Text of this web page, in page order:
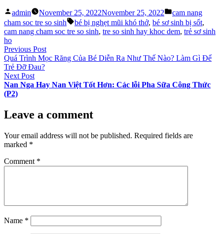
Posted
by
admin November 25, 2022November 25, 2022
Posted
in
cam nang
cham soc tre so sinh
Tags:
bé bị nghẹt mũi khó thở, bé sơ sinh bị sốt,
cam nang cham soc tre so sinh, tre so sinh hay khoc dem, trẻ sơ sinh
ho
Post
navigation
Previous PostPrevious
post:
Quá Trình Mọc Răng Của Bé Diễn Ra Như Thế Nào? Làm Gì Để
Trẻ Đỡ Đau?
Next PostNext
post:
Nan Nga Hay Nan Việt Tốt Hơn: Các lỗi Pha Sữa Công Thức
(P2)
Leave a comment
Your email address will not be published. Required fields are
marked *
Comment *
Name *